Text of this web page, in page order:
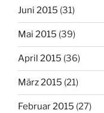
Juni 2015 (31)
Mai 2015 (39)
April 2015 (36)
März 2015 (21)
Februar 2015 (27)